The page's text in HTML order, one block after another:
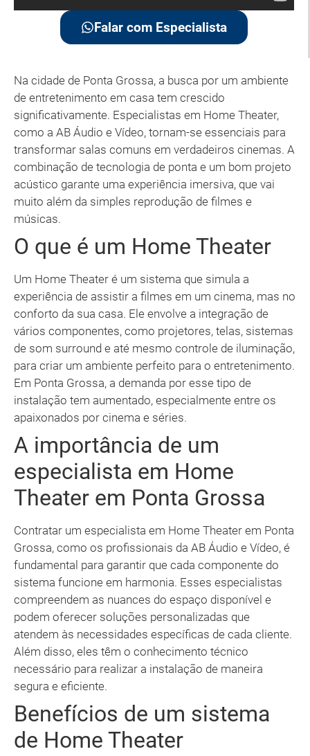
Falar com Especialista
Na cidade de Ponta Grossa, a busca por um ambiente
de entretenimento em casa tem crescido
significativamente. Especialistas em Home Theater,
como a AB Áudio e Vídeo, tornam-se essenciais para
transformar salas comuns em verdadeiros cinemas. A
combinação de tecnologia de ponta e um bom projeto
acústico garante uma experiência imersiva, que vai
muito além da simples reprodução de filmes e
músicas.
O que é um Home Theater
Um Home Theater é um sistema que simula a
experiência de assistir a filmes em um cinema, mas no
conforto da sua casa. Ele envolve a integração de
vários componentes, como projetores, telas, sistemas
de som surround e até mesmo controle de iluminação,
para criar um ambiente perfeito para o entretenimento.
Em Ponta Grossa, a demanda por esse tipo de
instalação tem aumentado, especialmente entre os
apaixonados por cinema e séries.
A importância de um
especialista em Home
Theater em Ponta Grossa
Contratar um especialista em Home Theater em Ponta
Grossa, como os profissionais da AB Áudio e Vídeo, é
fundamental para garantir que cada componente do
sistema funcione em harmonia. Esses especialistas
compreendem as nuances do espaço disponível e
podem oferecer soluções personalizadas que
atendem às necessidades específicas de cada cliente.
Além disso, eles têm o conhecimento técnico
necessário para realizar a instalação de maneira
segura e eficiente.
Benefícios de um sistema
de Home Theater